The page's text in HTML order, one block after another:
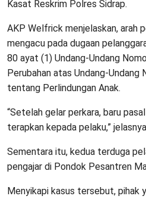
Kasat Reskrim Polres Sidrap.
AKP Welfrick menjelaskan, arah
mengacu pada dugaan
80 ayat (1) Undang-Undang
Perubahan atas Undang-Undang
tentang Perlindungan Anak.
“Setelah gelar perkara, baru
terapkan kepada pelaku,”
Sementara itu, kedua terduga
pengajar di Pondok Pesantren
Menyikapi kasus tersebut, pihak